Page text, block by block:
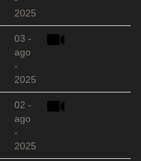
2025
03 -
ago
-
2025
02 -
ago
-
2025